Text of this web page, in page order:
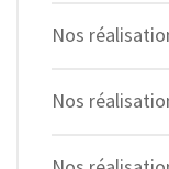
Nos
Nos